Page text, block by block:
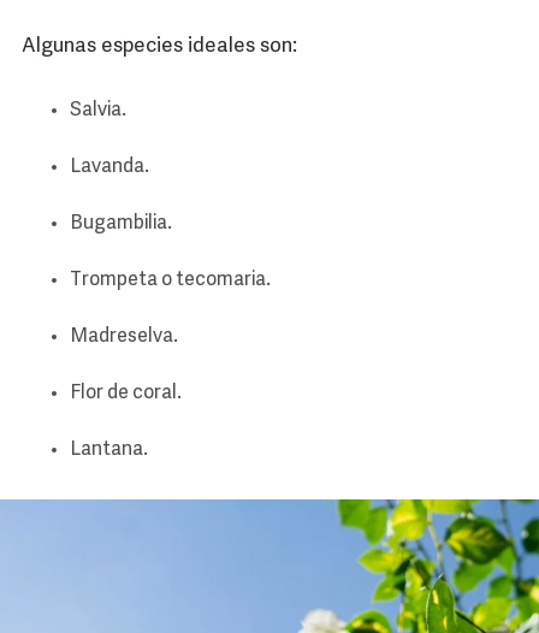
Algunas especies ideales son:
Salvia.
Lavanda.
Bugambilia.
Trompeta o tecomaria.
Madreselva.
Flor de coral.
Lantana.